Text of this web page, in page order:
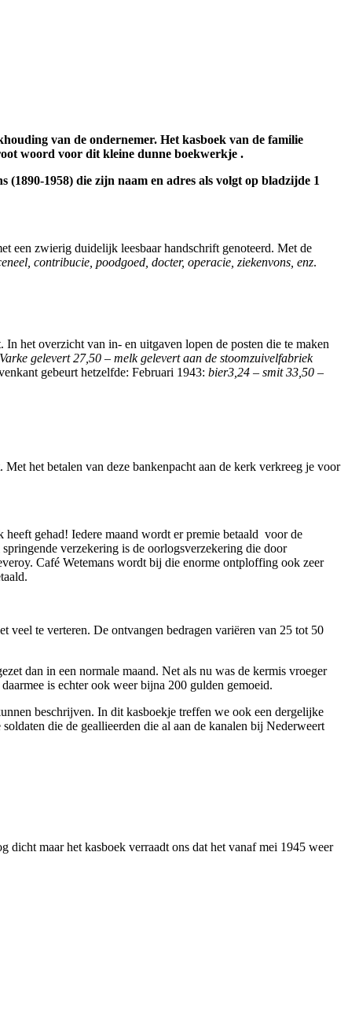
van de ondernemer. Het kasboek van de familie
woord voor dit kleine dunne boekwerkje .
1958) die zijn naam en adres als volgt op bladzijde 1
een zwierig duidelijk leesbaar handschrift genoteerd. Met de
contribucie, poodgoed, docter, operacie, ziekenvons, enz.
het overzicht van in- en uitgaven lopen de posten die te maken
Varke gelevert 27,50 – melk gelevert aan de stoomzuivelfabriek
gebeurt hetzelfde: Februari 1943: bier3,24 – smit 33,50 –
het betalen van deze bankenpacht aan de kerk verkreeg je voor
gehad! Iedere maand wordt er premie betaald voor de
verzekering is de oorlogsverzekering die door
Café Wetemans wordt bij die enorme ontploffing ook zeer
veel te verteren. De ontvangen bedragen variëren van 25 tot 50
dan in een normale maand. Net als nu was de kermis vroeger
is echter ook weer bijna 200 gulden gemoeid.
beschrijven. In dit kasboekje treffen we ook een dergelijke
die de geallieerden die al aan de kanalen bij Nederweert
maar het kasboek verraadt ons dat het vanaf mei 1945 weer